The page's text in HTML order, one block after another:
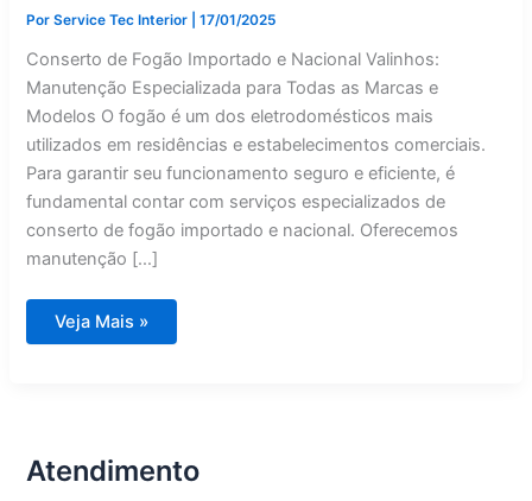
PorService Tec Interior |17/01/2025
Conserto de Fogão Importado e Nacional Valinhos:
Manutenção Especializada para Todas as Marcas e
Modelos O fogão é um dos eletrodomésticos mais
utilizados em residências e estabelecimentos comerciais.
Para garantir seu funcionamento seguro e eficiente, é
fundamental contar com serviços especializados de
conserto de fogão importado e nacional. Oferecemos
manutenção […]
Conserto
de
Veja Mais »
Atendimento